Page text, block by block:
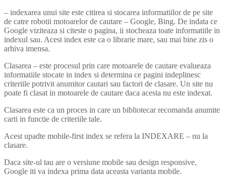
– indexarea unui site este citirea si stocarea informatiilor de pe site
de catre robotii motoarelor de cautare – Google, Bing. De indata ce
Google viziteaza si citeste o pagina, ii stocheaza toate informatiile in
indexul sau. Acest index este ca o librarie mare, sau mai bine zis o
arhiva imensa.
Clasarea – este procesul prin care motoarele de cautare evalueaza
informatiile stocate in index si determina ce pagini indeplinesc
criteriile potrivit anumitor cautari sau factori de clasare. Un site nu
poate fi clasat in motoarele de cautare daca acesta nu este indexat.
Clasarea este ca un proces in care un bibliotecar recomanda anumite
carti in functie de criteriile tale.
Acest upadte mobile-first index se refera la INDEXARE – nu la
clasare.
Daca site-ul tau are o versiune mobile sau design responsive,
Google iti va indexa prima data aceasta varianta mobile.